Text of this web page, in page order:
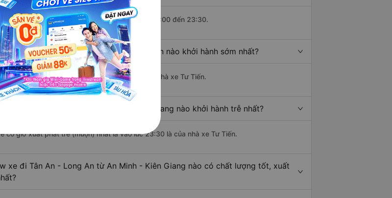
mỗi ngày có khoảng 16 chuyến xe bắt đầu từ 6:00 đến 23:30.
đi An Minh - Kiên Giang Tân An - Long An nào khởi hành sớm nhất?
có giờ xuất phát sớm nhất vào lúc 6:00 là của nhà xe Tư Tiến.
đi Tân An - Long An từ An Minh - Kiên Giang nào khởi hành trễ nhất?
có giờ xuất phát trễ (muộn) nhất là vào lúc 23:30 là của nhà xe Tư Tiến.
xe đi Tân An - Long An từ An Minh - Kiên Giang nào có chất lượng tốt, xuất